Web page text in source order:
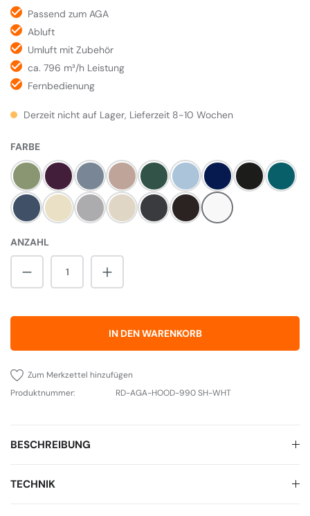
Passend zum AGA
Abluft
Umluft mit Zubehör
ca. 796 m³/h Leistung
Fernbedienung
Derzeit nicht auf Lager, Lieferzeit 8-10 Wochen
FARBEAUSWÄHLEN
Olivine AubergineDove Blush Britisch Racing Green
Duck Egg BlueDark BluePewter
Dartmouth Blue
Linen Pearl Ashes
Cream Slate Black Weiß
ANZAHL
Produkt Anzahl: Gib den gewünschten
IN DEN WARENKORB
Zum Merkzettel hinzufügen
Produktnummer:
RD-AGA-HOOD-990 SH-WHT
BESCHREIBUNG
TECHNIK